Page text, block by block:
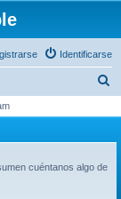
Identificarse
c
cuéntanos algo de